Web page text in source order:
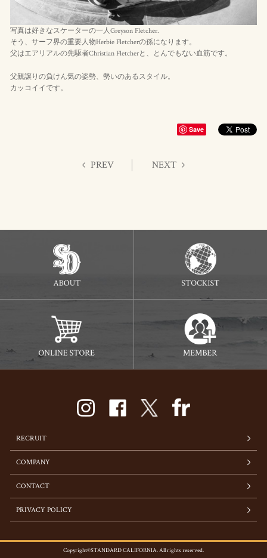
写真は好きなスケーターの一人Greyson Fletcher.
そう、サーフ界の重要人物Herbie Fletcherの孫になります。
父はエアリアルの先駆者Christian Fletcherと、とんでもない血筋です。
父親譲りの負けん気の姿勢、勢いのあるスタイル。
カッコイイです。
Save
PREV NEXT
RECRUIT
COMPANY
CONTACT
PRIVACY POLICY
Copyright©STANDARD CALIFORNIA. All rights reserved.